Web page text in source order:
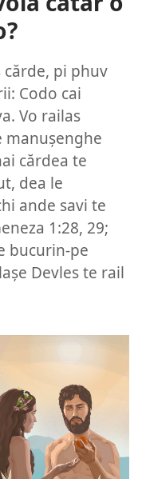
cărde, pi phuv
Codo cai
Vo railas
manușenghe
cărdea te
dea le
ande savi te
1:28, 29;
bucurin-pe
Devles te rail